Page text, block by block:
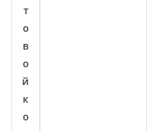
т
о
в
о
й
к
о